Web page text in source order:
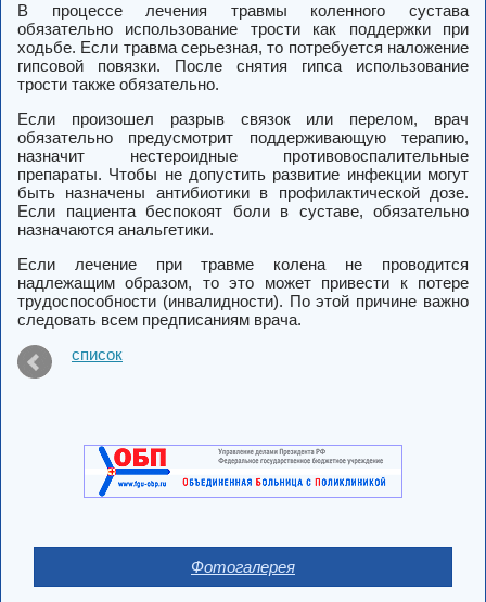
В процесселечения травмы коленного сустава
обязательно использование трости как поддержки при
ходьбе. Если травма серьезная, то потребуется наложение
гипсовой повязки. После снятия гипса использование
трости также обязательно.
Если произошел разрыв связокили перелом, врач
обязательно предусмотрит поддерживающую терапию,
назначит нестероидные противовоспалительные
препараты. Чтобы не допустить развитие инфекции могут
быть назначены антибиотики в профилактической дозе.
Если пациента беспокоят боли в суставе, обязательно
назначаются анальгетики.
Если лечение при травме колена не проводится
надлежащим образом, то это может привести к потере
трудоспособности (инвалидности). По этой причине важно
следовать всем предписаниям врача.
список
Фотогалерея